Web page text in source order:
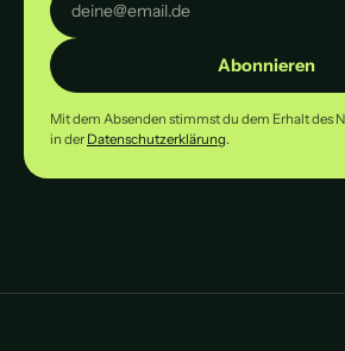
Abonnieren
Mit dem Absenden stimmst du dem Erhalt des
in der Datenschutzerklärung.